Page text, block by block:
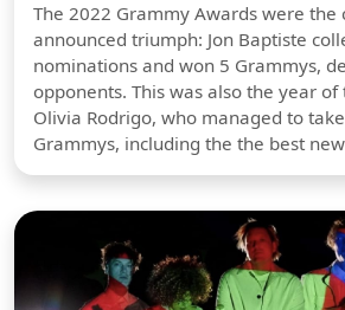
The 2022 Grammy Awards were the
announced triumph: Jon Baptiste
nominations and won 5 Grammys,
opponents. This was also the year
Olivia Rodrigo, who managed to
Grammys, including the the best